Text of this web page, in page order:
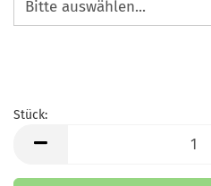
Stück: